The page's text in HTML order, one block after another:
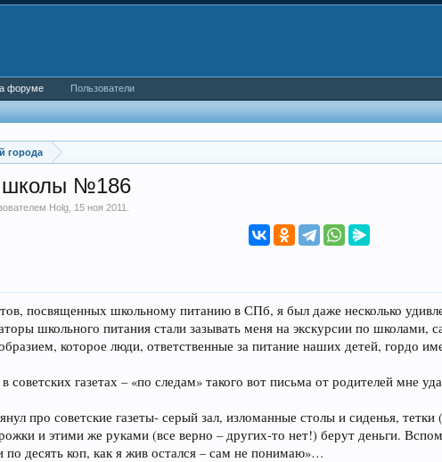
города
школы №186
Holg 15 ноя 2011
посвященных школьному питанию в СПб, я был даже несколько
школьного питания стали зазывать меня на экскурсии по школами,
которое люди, ответственные за питание наших детей, гордо
советских газетах – «по следам» такого вот письма от родителей мне
про советские газеты- серый зал, изломанные столы и сиденья,
и этими же руками (все верно – других-то нет!) берут деньги.
десять коп, как я жив остался – сам не понимаю»…
форуме Пользователи